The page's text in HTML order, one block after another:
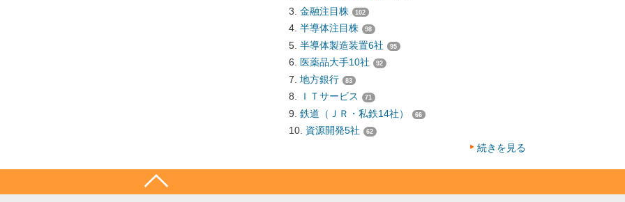
金融注目株 102
半導体注目株 98
半導体製造装置6社 95
医薬品大手10社 92
地方銀行 83
ＩＴサービス 71
鉄道（ＪＲ・私鉄14社） 66
資源開発5社 62
続きを見る